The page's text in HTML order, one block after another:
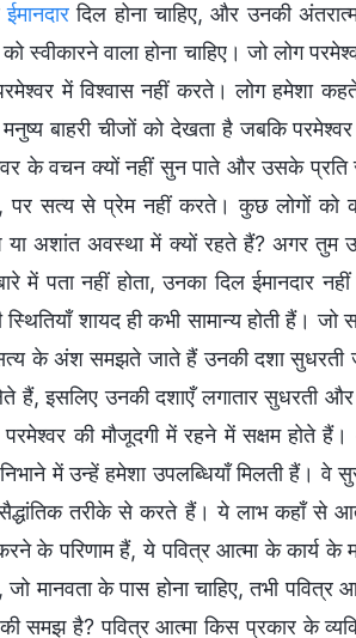
ईमानदार दिल होना चाहिए, और उनकी
स्वीकारने वाला होना चाहिए। जो लोग
में विश्वास नहीं करते। लोग हमेशा
बाहरी चीजों को देखता है जबकि
के वचन क्यों नहीं सुन पाते और उसके प्रति
सत्य से प्रेम नहीं करते। कुछ लोगों को
अशांत अवस्था में क्यों रहते हैं? अगर तुम
में पता नहीं होता, उनका दिल ईमानदार
स्थितियाँ शायद ही कभी सामान्य होती
के अंश समझते जाते हैं उनकी दशा
हैं, इसलिए उनकी दशाएँ लगातार सुधरती और
की मौजूदगी में रहने में सक्षम होते
में उन्हें हमेशा उपलब्धियाँ मिलती हैं। वे
तरीके से करते हैं। ये लाभ कहाँ से
के परिणाम हैं, ये पवित्र आत्मा के कार्य के
मानवता के पास होना चाहिए, तभी
की समझ है? पवित्र आत्मा किस प्रकार के